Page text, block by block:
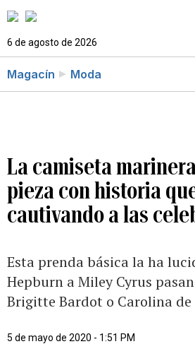
6 de agosto de 2026
Magacín Moda
La camiseta
pieza con historia
cautivando a las
Esta prenda básica la ha
Hepburn a Miley Cyrus
Brigitte Bardot o Carolina de
5 de mayo de 2020 - 1:51 PM